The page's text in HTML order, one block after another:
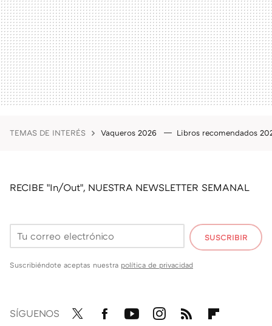
TEMAS DE INTERÉS Vaqueros 2026 Libros recomendados
RECIBE "In/Out", NUESTRA NEWSLETTER SEMANAL
SUSCRIBIR
Suscribiéndote aceptas nuestra política de privacidad
SÍGUENOS